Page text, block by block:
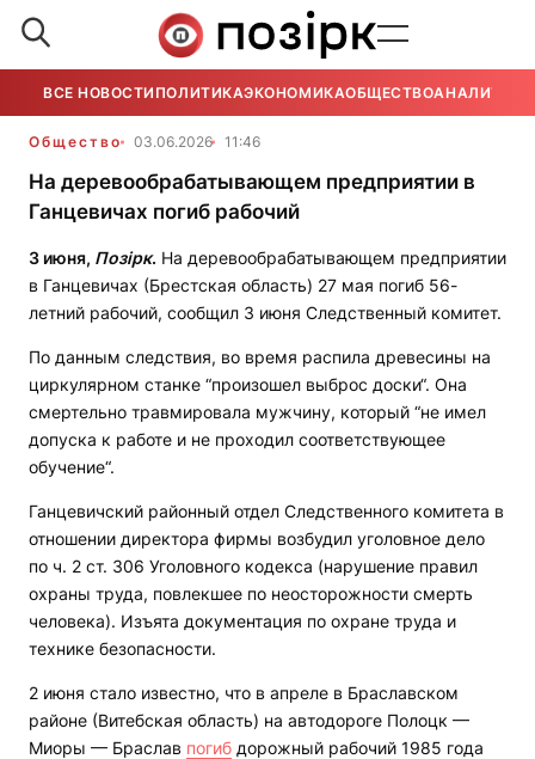
ВСЕ НОВОСТИ ПОЛИТИКАЭКОНОМИКАОБЩЕСТВОАНАЛИТИКА
Общество 03.06.2026 11:46
На деревообрабатывающем предприятии в
Ганцевичах погиб рабочий
3 июня, Позірк. На деревообрабатывающем предприятии
в Ганцевичах (Брестская область) 27 мая погиб 56-
летний рабочий, сообщил 3 июня Следственный комитет.
По данным следствия, во время распила древесины на
циркулярном станке “произошел выброс доски“. Она
смертельно травмировала мужчину, который “не имел
допуска к работе и не проходил соответствующее
обучение“.
Ганцевичский районный отдел Следственного комитета в
отношении директора фирмы возбудил уголовное дело
по ч. 2 ст. 306 Уголовного кодекса (нарушение правил
охраны труда, повлекшее по неосторожности смерть
человека). Изъята документация по охране труда и
технике безопасности.
2 июня стало известно, что в апреле в Браславском
районе (Витебская область) на автодороге Полоцк —
Миоры — Браслав погиб дорожный рабочий 1985 года